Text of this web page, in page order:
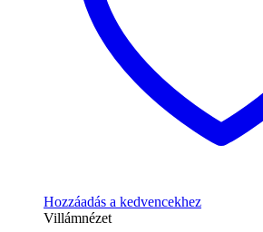
Hozzáadás a kedvencekhez
Villámnézet